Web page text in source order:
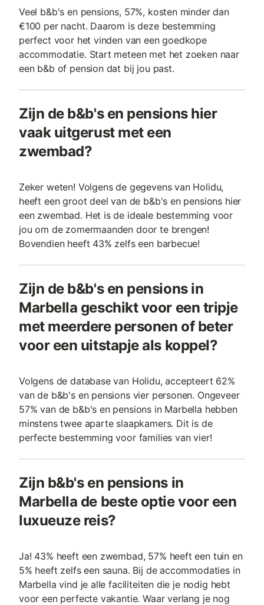
Veel b&b's en pensions, 57%, kosten minder dan
€100 per nacht. Daarom is deze bestemming
perfect voor het vinden van een goedkope
accommodatie. Start meteen met het zoeken naar
een b&b of pension dat bij jou past.
Zijn de b&b's en pensions hier
vaak uitgerust met een
zwembad?
Zeker weten! Volgens de gegevens van Holidu,
heeft een groot deel van de b&b's en pensions hier
een zwembad. Het is de ideale bestemming voor
jou om de zomermaanden door te brengen!
Bovendien heeft 43% zelfs een barbecue!
Zijn de b&b's en pensions in
Marbella geschikt voor een tripje
met meerdere personen of beter
voor een uitstapje als koppel?
Volgens de database van Holidu, accepteert 62%
van de b&b's en pensions vier personen. Ongeveer
57% van de b&b's en pensions in Marbella hebben
minstens twee aparte slaapkamers. Dit is de
perfecte bestemming voor families van vier!
Zijn b&b's en pensions in
Marbella de beste optie voor een
luxueuze reis?
Ja! 43% heeft een zwembad, 57% heeft een tuin en
5% heeft zelfs een sauna. Bij de accommodaties in
Marbella vind je alle faciliteiten die je nodig hebt
voor een perfecte vakantie. Waar verlang je nog